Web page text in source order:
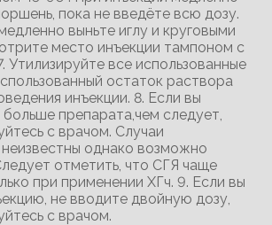
пока не введёте всю дозу.
выньте иглу и круговыми
место инъекции тампоном с
Утилизируйте все использованные
остаток раствора
инъекции. 8. Если вы
препарата,чем следует,
с врачом. Случаи
однако возможно
отметить, что СГЯ чаще
при применении ХГч. 9. Если вы
не вводите двойную дозу,
с врачом.